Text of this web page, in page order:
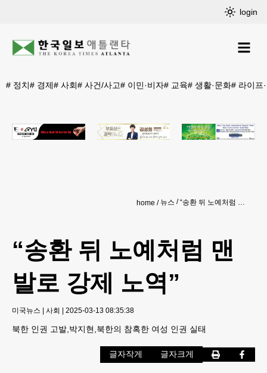
login
# 정치# 경제# 사회# 사건/사고# 이민·비자# 교육# 생활·문화# 라이프
home 뉴스 “송환 뒤 노예처럼 맨발로 강제 노역”
“송환 뒤 노예처럼 맨
발로 강제 노역”
미국뉴스 | 사회 | 2025-03-13 08:35:38
북한 인권 고발,박지현,북한의 참혹한 여성 인권 실태
글자작게 글자크게